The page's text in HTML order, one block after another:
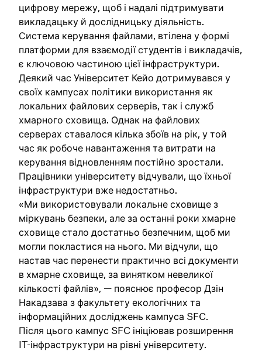
цифрову мережу, щоб і надалі підтримувати
викладацьку й дослідницьку діяльність.
Система керування файлами, втілена у формі
платформи для взаємодії студентів і викладачів,
є ключовою частиною цієї інфраструктури.
Деякий час Університет Кейо дотримувався у
своїх кампусах політики використання як
локальних файлових серверів, так і служб
хмарного сховища. Однак на файлових
серверах ставалося кілька збоїв на рік, у той
час як робоче навантаження та витрати на
керування відновленням постійно зростали.
Працівники університету відчували, що їхньої
інфраструктури вже недостатньо.
«Ми використовували локальне сховище з
міркувань безпеки, але за останні роки хмарне
сховище стало достатньо безпечним, щоб ми
могли покластися на нього. Ми відчули, що
настав час перенести практично всі документи
в хмарне сховище, за винятком невеликої
кількості файлів», — пояснює професор Дзін
Накадзава з факультету екологічних та
інформаційних досліджень кампуса SFC.
Після цього кампус SFC ініціював розширення
IT-інфраструктури на рівні університету.